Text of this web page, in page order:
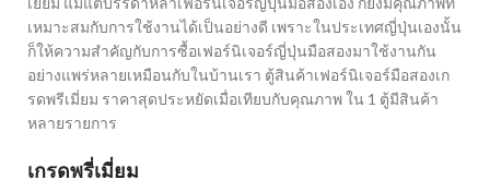
เหมาะสมกับการใช้งานได้เป็นอย่างดี เพราะในประเทศญี่ปุ่นเองนั้น
ก็ให้ความสำคัญกับการซื้อเฟอร์นิเจอร์ญี่ปุ่นมือสองมาใช้งานกัน
อย่างแพร่หลายเหมือนกับในบ้านเรา ตู้สินค้าเฟอร์นิเจอร์มือสองเก
รดพรีเมี่ยม ราคาสุดประหยัดเมื่อเทียบกับคุณภาพ ใน 1 ตู้มีสินค้า
หลายรายการ
เกรดพรี่เมี่ยม